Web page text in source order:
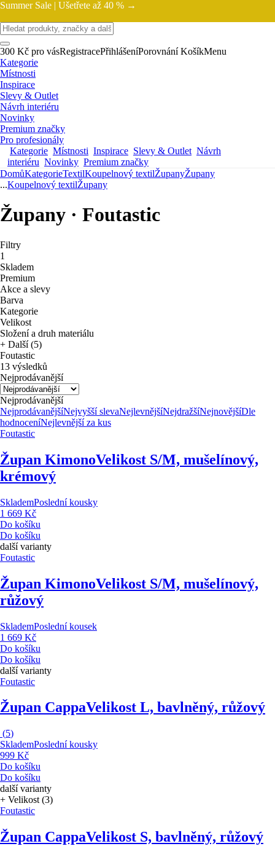
Summer Sale | Ušetřete až 40 % →
300 Kč pro vásRegistracePřihlášeníPorovnání KošíkMenu
Kategorie
Místnosti
Inspirace
Slevy & Outlet
Návrh interiéru
Novinky
Premium značky
Pro profesionály
Kategorie Místnosti Inspirace Slevy & Outlet Návrh
interiéru Novinky Premium značky
DomůKategorieTextilKoupelnový textilŽupanyŽupany
...Koupelnový textilŽupany
Župany · Foutastic
Filtry
1
Skladem
Premium
Akce a slevy
Barva
Kategorie
Velikost
Složení a druh materiálu
+ Další (5)
Foutastic
13 výsledků
Nejprodávanější
Nejprodávanější
NejprodávanějšíNejvyšší slevaNejlevnějšíNejdražšíNejnovějšíDle
hodnoceníNejlevnější za kus
Foutastic
Župan KimonoVelikost S/M, mušelínový,
krémový
SklademPoslední kousky
1 669 Kč
Do košíku
Do košíku
další varianty
Foutastic
Župan KimonoVelikost S/M, mušelínový,
růžový
SklademPoslední kousek
1 669 Kč
Do košíku
Do košíku
další varianty
Foutastic
Župan CappaVelikost L, bavlněný, růžový
(5)
SklademPoslední kousky
999 Kč
Do košíku
Do košíku
další varianty
+ Velikost (3)
Foutastic
Župan CappaVelikost S, bavlněný, růžový